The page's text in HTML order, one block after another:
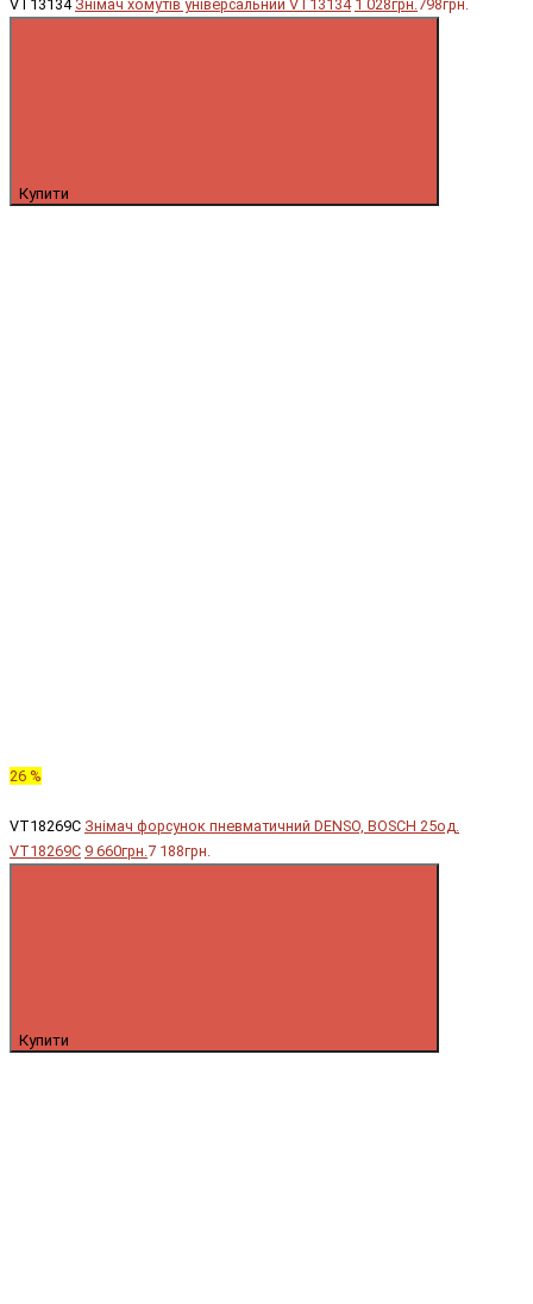
VT13134 Знімач хомутів універсальний VT13134 1 028грн. 798грн.
Купити
26 %
VT18269C Знімач форсунок пневматичний DENSO, BOSCH 25од.
VT18269C 9 660грн. 7 188грн.
Купити